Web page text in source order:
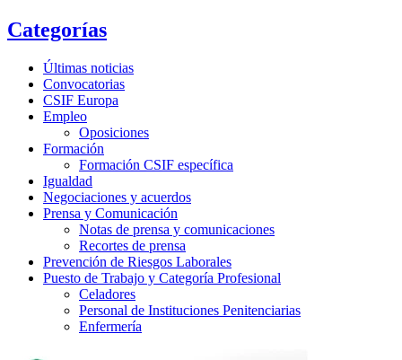
Categorías
Últimas noticias
Convocatorias
CSIF Europa
Empleo
Oposiciones
Formación
Formación CSIF específica
Igualdad
Negociaciones y acuerdos
Prensa y Comunicación
Notas de prensa y comunicaciones
Recortes de prensa
Prevención de Riesgos Laborales
Puesto de Trabajo y Categoría Profesional
Celadores
Personal de Instituciones Penitenciarias
Enfermería